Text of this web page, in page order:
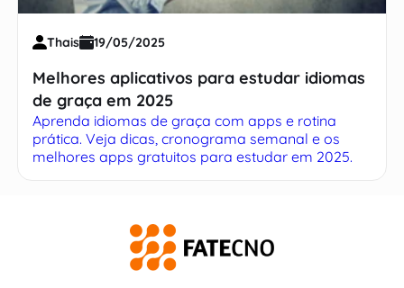
Thais 19/05/2025
Melhores aplicativos para estudar idiomas
de graça em 2025
Aprenda idiomas de graça com apps e rotina
prática. Veja dicas, cronograma semanal e os
melhores apps gratuitos para estudar em 2025.